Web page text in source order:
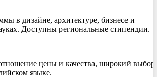
в дизайне, архитектуре, бизнесе и
Доступны региональные стипендии.
цены и качества, широкий выбор
языке.